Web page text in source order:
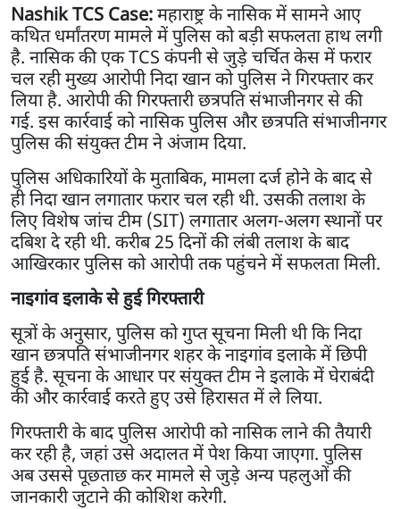
Nashik TCS Case:महाराष्ट्र के नासिक में सामने आए
कथित धर्मांतरण मामले में पुलिस को बड़ी सफलता हाथ लगी
है. नासिक की एक TCS कंपनी से जुड़े चर्चित केस में फरार
चल रही मुख्य आरोपी निदा खान को पुलिस ने गिरफ्तार कर
लिया है. आरोपी की गिरफ्तारी छत्रपति संभाजीनगर से की
गई. इस कार्रवाई को नासिक पुलिस और छत्रपति संभाजीनगर
पुलिस की संयुक्त टीम ने अंजाम दिया.
पुलिस अधिकारियों के मुताबिक, मामला दर्ज होने के बाद से
ही निदा खान लगातार फरार चल रही थी. उसकी तलाश के
लिए विशेष जांच टीम (SIT) लगातार अलग-अलग स्थानों पर
दबिश दे रही थी. करीब 25 दिनों की लंबी तलाश के बाद
आखिरकार पुलिस को आरोपी तक पहुंचने में सफलता मिली.
नाइगांव इलाके से हुई गिरफ्तारी
सूत्रों के अनुसार, पुलिस को गुप्त सूचना मिली थी कि निदा
खान छत्रपति संभाजीनगर शहर के नाइगांव इलाके में छिपी
हुई है. सूचना के आधार पर संयुक्त टीम ने इलाके में घेराबंदी
की और कार्रवाई करते हुए उसे हिरासत में ले लिया.
गिरफ्तारी के बाद पुलिस आरोपी को नासिक लाने की तैयारी
कर रही है, जहां उसे अदालत में पेश किया जाएगा. पुलिस
अब उससे पूछताछ कर मामले से जुड़े अन्य पहलुओं की
जानकारी जुटाने की कोशिश करेगी.